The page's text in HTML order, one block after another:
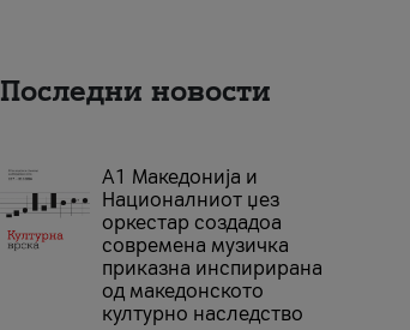
Последни новости
А1 Македонија и
Националниот џез
оркестар создадоа
современа музичка
приказна инспирирана
од македонското
културно наследство